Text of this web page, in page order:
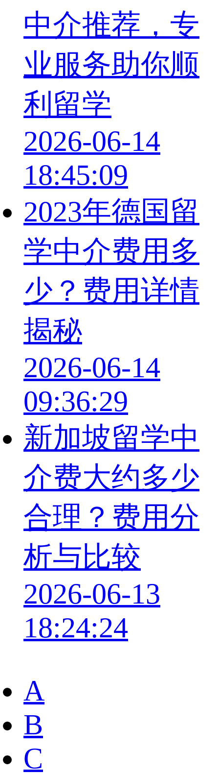
中介推荐，专
业服务助你顺
利留学
2026-06-14
18:45:09
2023年德国留
学中介费用多
少？费用详情
揭秘
2026-06-14
09:36:29
新加坡留学中
介费大约多少
合理？费用分
析与比较
2026-06-13
18:24:24
A
B
C